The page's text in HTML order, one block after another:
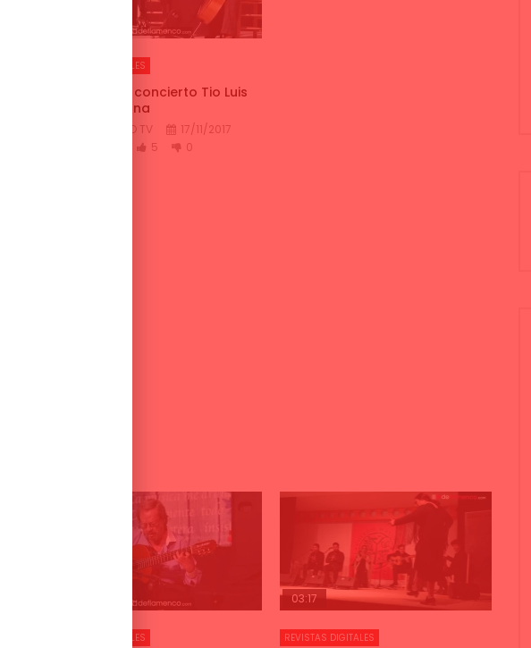
REVISTAS DIGITALES
Serranito en concierto Tio Luis
el de la Juliana
DE FLAMENCO TV
17/11/2017
5 0
REVISTAS DIGITALES
03:17
REVISTAS DIGITALES